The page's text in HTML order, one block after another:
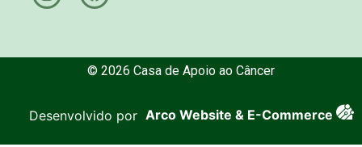
© 2026 Casa de Apoio ao Câncer
Desenvolvido por Arco Website & E-Commerce